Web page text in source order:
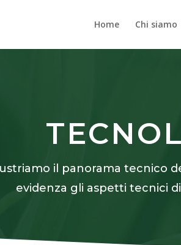
Home Chi siamo
il panorama tecnico
evidenza gli aspetti tecnici